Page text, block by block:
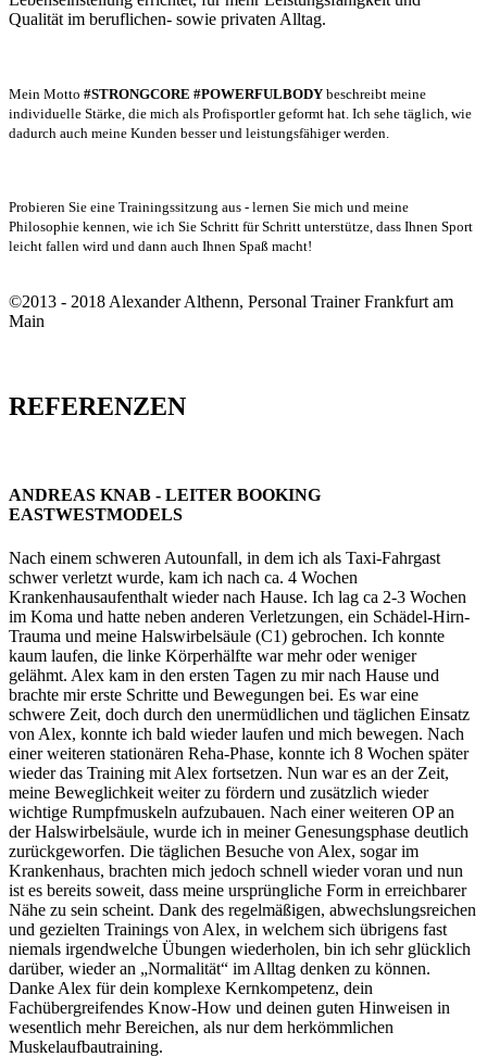
Qualität im beruflichen- sowie privaten Alltag.
Mein Motto #STRONGCORE #POWERFULBODY beschreibt meine
individuelle Stärke, die mich als Profisportler geformt hat. Ich sehe täglich, wie
dadurch auch meine Kunden besser und leistungsfähiger werden.
Probieren Sie eine Trainingssitzung aus - lernen Sie mich und meine
Philosophie kennen, wie ich Sie Schritt für Schritt unterstütze, dass Ihnen Sport
leicht fallen wird und dann auch Ihnen Spaß macht!
©2013 - 2018 Alexander Althenn, Personal Trainer Frankfurt am
Main
REFERENZEN
ANDREAS KNAB - LEITER BOOKING
EASTWESTMODELS
Nach einem schweren Autounfall, in dem ich als Taxi-Fahrgast
schwer verletzt wurde, kam ich nach ca. 4 Wochen
Krankenhausaufenthalt wieder nach Hause. Ich lag ca 2-3 Wochen
im Koma und hatte neben anderen Verletzungen, ein Schädel-Hirn-
Trauma und meine Halswirbelsäule (C1) gebrochen. Ich konnte
kaum laufen, die linke Körperhälfte war mehr oder weniger
gelähmt. Alex kam in den ersten Tagen zu mir nach Hause und
brachte mir erste Schritte und Bewegungen bei. Es war eine
schwere Zeit, doch durch den unermüdlichen und täglichen Einsatz
von Alex, konnte ich bald wieder laufen und mich bewegen. Nach
einer weiteren stationären Reha-Phase, konnte ich 8 Wochen später
wieder das Training mit Alex fortsetzen. Nun war es an der Zeit,
meine Beweglichkeit weiter zu fördern und zusätzlich wieder
wichtige Rumpfmuskeln aufzubauen. Nach einer weiteren OP an
der Halswirbelsäule, wurde ich in meiner Genesungsphase deutlich
zurückgeworfen. Die täglichen Besuche von Alex, sogar im
Krankenhaus, brachten mich jedoch schnell wieder voran und nun
ist es bereits soweit, dass meine ursprüngliche Form in erreichbarer
Nähe zu sein scheint. Dank des regelmäßigen, abwechslungsreichen
und gezielten Trainings von Alex, in welchem sich übrigens fast
niemals irgendwelche Übungen wiederholen, bin ich sehr glücklich
darüber, wieder an „Normalität“ im Alltag denken zu können.
Danke Alex für dein komplexe Kernkompetenz, dein
Fachübergreifendes Know-How und deinen guten Hinweisen in
wesentlich mehr Bereichen, als nur dem herkömmlichen
Muskelaufbautraining.